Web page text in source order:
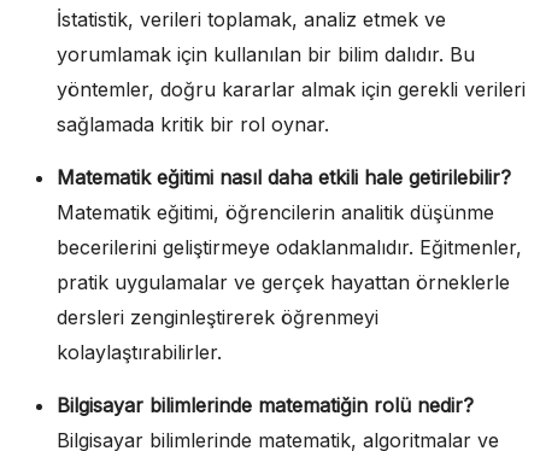
İstatistik, verileri toplamak, analiz etmek ve
yorumlamak için kullanılan bir bilim dalıdır. Bu
yöntemler, doğru kararlar almak için gerekli verileri
sağlamada kritik bir rol oynar.
Matematik eğitimi nasıl daha etkili hale getirilebilir?
Matematik eğitimi, öğrencilerin analitik düşünme
becerilerini geliştirmeye odaklanmalıdır. Eğitmenler,
pratik uygulamalar ve gerçek hayattan örneklerle
dersleri zenginleştirerek öğrenmeyi
kolaylaştırabilirler.
Bilgisayar bilimlerinde matematiğin rolü nedir?
Bilgisayar bilimlerinde matematik, algoritmalar ve